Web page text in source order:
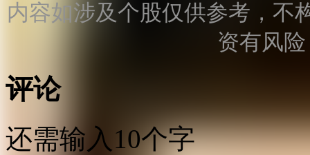
内容如涉及个股仅供参考，不
资有风
评论
还需输入10个字